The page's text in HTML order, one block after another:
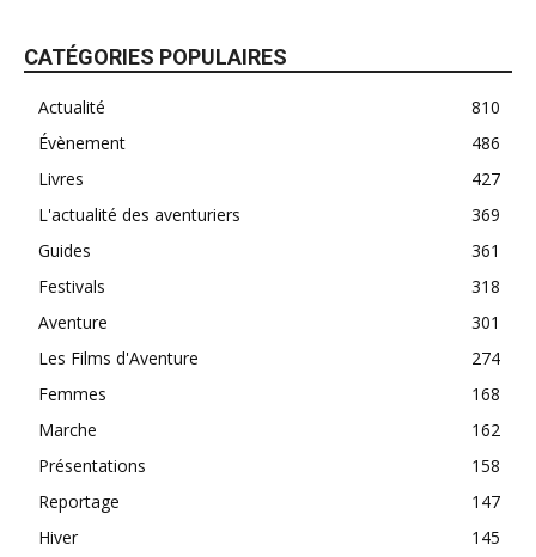
CATÉGORIES POPULAIRES
Actualité
810
Évènement
486
Livres
427
L'actualité des aventuriers
369
Guides
361
Festivals
318
Aventure
301
Les Films d'Aventure
274
Femmes
168
Marche
162
Présentations
158
Reportage
147
Hiver
145